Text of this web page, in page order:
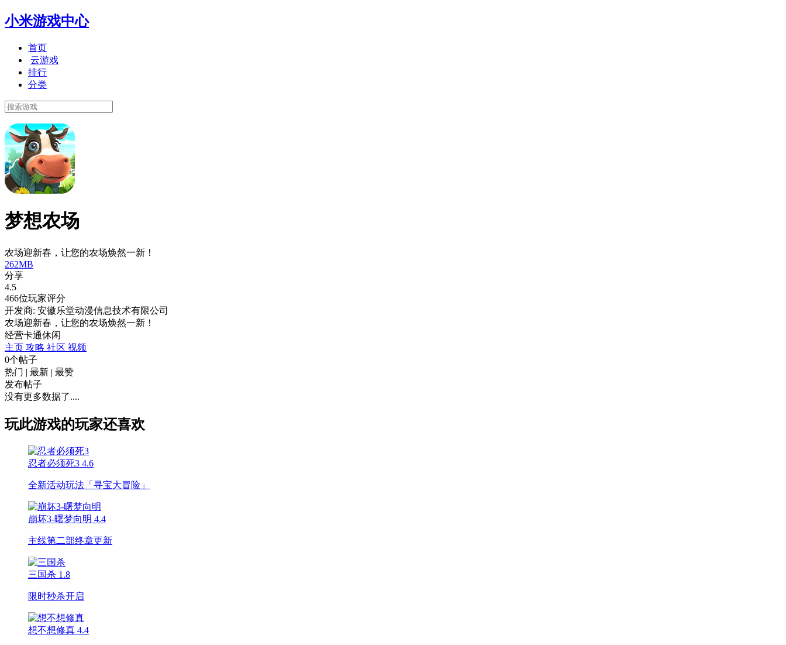
小米游戏中心
首页
云游戏
排行
分类
梦想农场
农场迎新春，让您的农场焕然一新！
262MB
分享
4.5
466位玩家评分
开发商: 安徽乐堂动漫信息技术有限公司
农场迎新春，让您的农场焕然一新！
经营卡通休闲
主页 攻略 社区 视频
0个帖子
热门 | 最新 | 最赞
发布帖子
没有更多数据了....
玩此游戏的玩家还喜欢
忍者必须死3 4.6
全新活动玩法「寻宝大冒险」
崩坏3-曙梦向明 4.4
主线第二部终章更新
三国杀 1.8
限时秒杀开启
想不想修真 4.4